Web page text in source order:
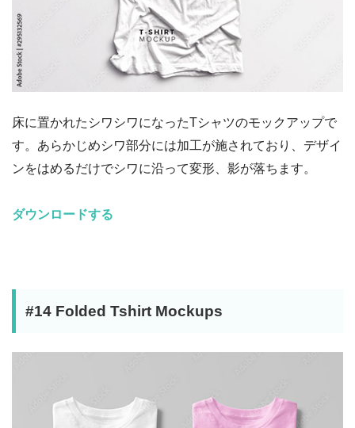
床に置かれたシワシワになったTシャツのモックアップで
す。あらかじめシワ部分には加工が施されており、デザイ
ンをはめるだけでシワに沿って変形、影が落ちます。
ダウンロードする
#14 Folded Tshirt Mockups